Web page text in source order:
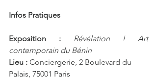
Infos Pratiques
Exposition :
Révélation ! Art
contemporain du Bénin
Lieu : Conciergerie, 2 Boulevard du
Palais, 75001 Paris